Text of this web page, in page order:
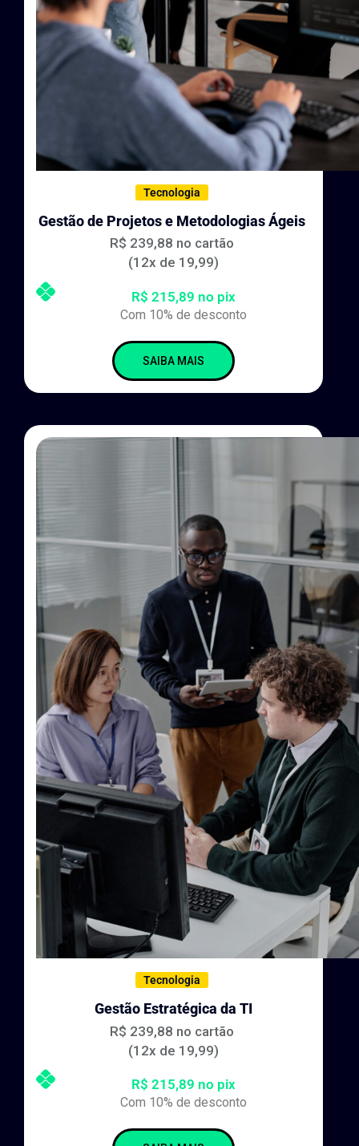
Tecnologia
Gestão de Projetos e Metodologias Ágeis
R$ 239,88 no cartão
(12x de 19,99)
R$ 215,89 no pix
Com 10% de desconto
SAIBA MAIS
Tecnologia
Gestão Estratégica da TI
R$ 239,88 no cartão
(12x de 19,99)
R$ 215,89 no pix
Com 10% de desconto